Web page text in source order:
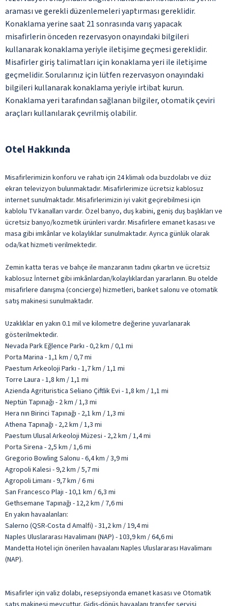
araması ve gerekli düzenlemeleri yaptırması gereklidir.
Konaklama yerine saat 21 sonrasında varış yapacak
misafirlerin önceden rezervasyon onayındaki bilgileri
kullanarak konaklama yeriyle iletişime geçmesi gereklidir.
Misafirler giriş talimatları için konaklama yeri ile iletişime
geçmelidir. Sorularınız için lütfen rezervasyon onayındaki
bilgileri kullanarak konaklama yeriyle irtibat kurun.
Konaklama yeri tarafından sağlanan bilgiler, otomatik çeviri
araçları kullanılarak çevrilmiş olabilir.
Otel Hakkında
Misafirlerimizin konforu ve rahatı için 24 klimalı oda buzdolabı ve düz
ekran televizyon bulunmaktadır. Misafirlerimize ücretsiz kablosuz
internet sunulmaktadır. Misafirlerimizin iyi vakit geçirebilmesi için
kablolu TV kanalları vardır. Özel banyo, duş kabini, geniş duş başlıkları ve
ücretsiz banyo/kozmetik ürünleri vardır. Misafirlere emanet kasası ve
masa gibi imkânlar ve kolaylıklar sunulmaktadır. Ayrıca günlük olarak
oda/kat hizmeti verilmektedir.
Zemin katta teras ve bahçe ile manzaranın tadını çıkartın ve ücretsiz
kablosuz İnternet gibi imkânlardan/kolaylıklardan yararlanın. Bu otelde
misafirlere danışma (concierge) hizmetleri, banket salonu ve otomatik
satış makinesi sunulmaktadır.
Uzaklıklar en yakın 0.1 mil ve kilometre değerine yuvarlanarak
gösterilmektedir.
Nevada Park Eğlence Parkı - 0,2 km / 0,1 mi
Porta Marina - 1,1 km / 0,7 mi
Paestum Arkeoloji Parkı - 1,7 km / 1,1 mi
Torre Laura - 1,8 km / 1,1 mi
Azienda Agrituristica Seliano Çiftlik Evi - 1,8 km / 1,1 mi
Neptün Tapınağı - 2 km / 1,3 mi
Hera nın Birinci Tapınağı - 2,1 km / 1,3 mi
Athena Tapınağı - 2,2 km / 1,3 mi
Paestum Ulusal Arkeoloji Müzesi - 2,2 km / 1,4 mi
Porta Sirena - 2,5 km / 1,6 mi
Gregorio Bowling Salonu - 6,4 km / 3,9 mi
Agropoli Kalesi - 9,2 km / 5,7 mi
Agropoli Limanı - 9,7 km / 6 mi
San Francesco Plajı - 10,1 km / 6,3 mi
Gethsemane Tapınağı - 12,2 km / 7,6 mi
En yakın havaalanları:
Salerno (QSR-Costa d Amalfi) - 31,2 km / 19,4 mi
Naples Uluslararası Havalimanı (NAP) - 103,9 km / 64,6 mi
Mandetta Hotel için önerilen havaalanı Naples Uluslararası Havalimanı
(NAP).
Misafirler için valiz dolabı, resepsiyonda emanet kasası ve Otomatik